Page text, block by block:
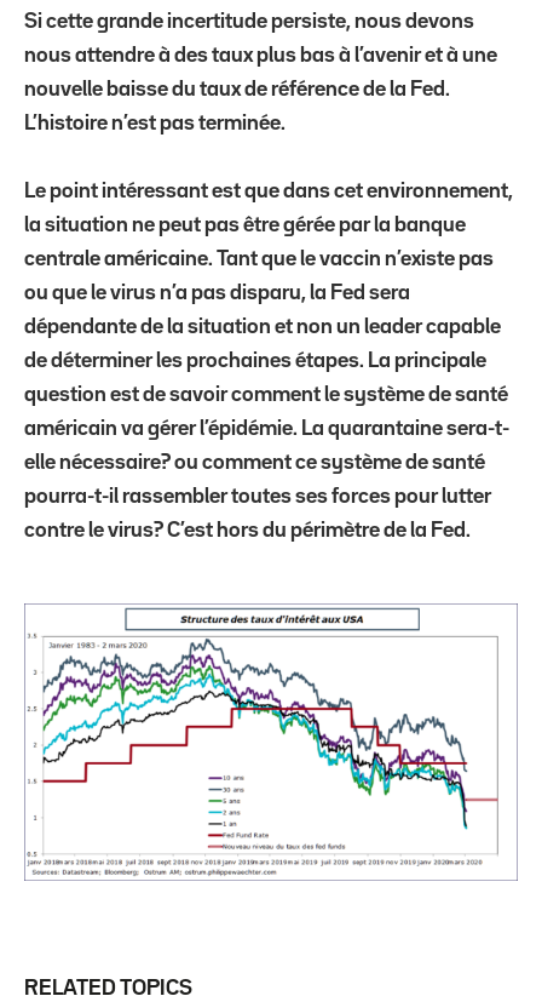
Si cette grande incertitude persiste, nous devons
nous attendre à des taux plus bas à l’avenir et à une
nouvelle baisse du taux de référence de la Fed.
L’histoire n’est pas terminée.
Le point intéressant est que dans cet environnement,
la situation ne peut pas être gérée par la banque
centrale américaine. Tant que le vaccin n’existe pas
ou que le virus n’a pas disparu, la Fed sera
dépendante de la situation et non un leader capable
de déterminer les prochaines étapes. La principale
question est de savoir comment le système de santé
américain va gérer l’épidémie. La quarantaine sera-t-
elle nécessaire? ou comment ce système de santé
pourra-t-il rassembler toutes ses forces pour lutter
contre le virus? C’est hors du périmètre de la Fed.
RELATED TOPICS